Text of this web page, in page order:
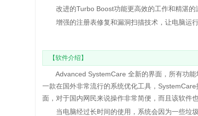
改进的Turbo Boost功能更高效的工作和精湛的
增强的注册表修复和漏洞扫描技术，让电脑运
【软件介绍】
Advanced SystemCare 全新的界面，所有功能
一款在国外非常流行的系统优化工具，
面，对于国内网民来说操作非常简便，而且该软件
当电脑经过长时间的使用，系统会因为一些垃圾